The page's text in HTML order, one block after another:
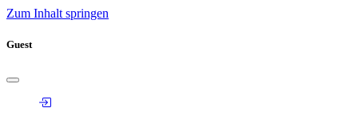
Zum Inhalt springen
Guest